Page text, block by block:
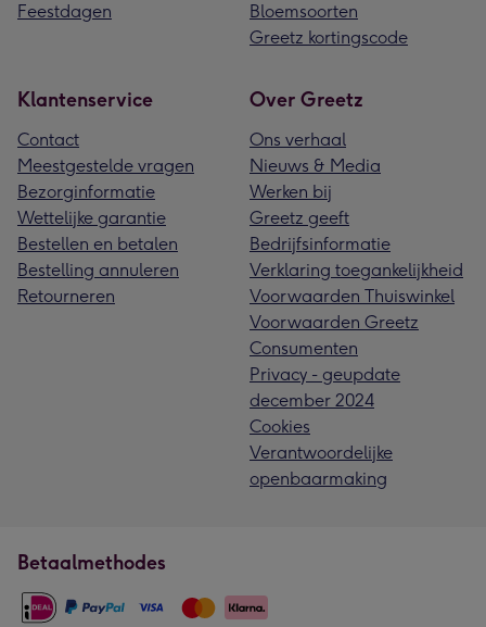
Feestdagen
Bloemsoorten
Greetz kortingscode
Klantenservice
Contact
Meestgestelde vragen
Bezorginformatie
Wettelijke garantie
Bestellen en betalen
Bestelling annuleren
Retourneren
Over Greetz
Ons verhaal
Nieuws & Media
Werken bij
Greetz geeft
Bedrijfsinformatie
Verklaring toegankelijkheid
Voorwaarden Thuiswinkel
Voorwaarden Greetz
Consumenten
Privacy - geupdate
december 2024
Cookies
Verantwoordelijke
openbaarmaking
Betaalmethodes